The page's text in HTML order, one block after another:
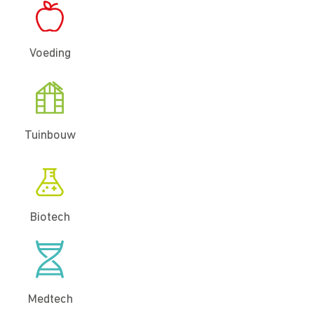
Voeding
Tuinbouw
Biotech
Medtech